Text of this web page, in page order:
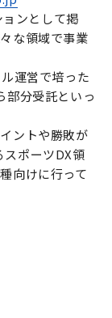
ョンとして掲
な領域で事業
運営で培った
部分受託といっ
ントや勝敗が
スポーツDX領
向けに行って